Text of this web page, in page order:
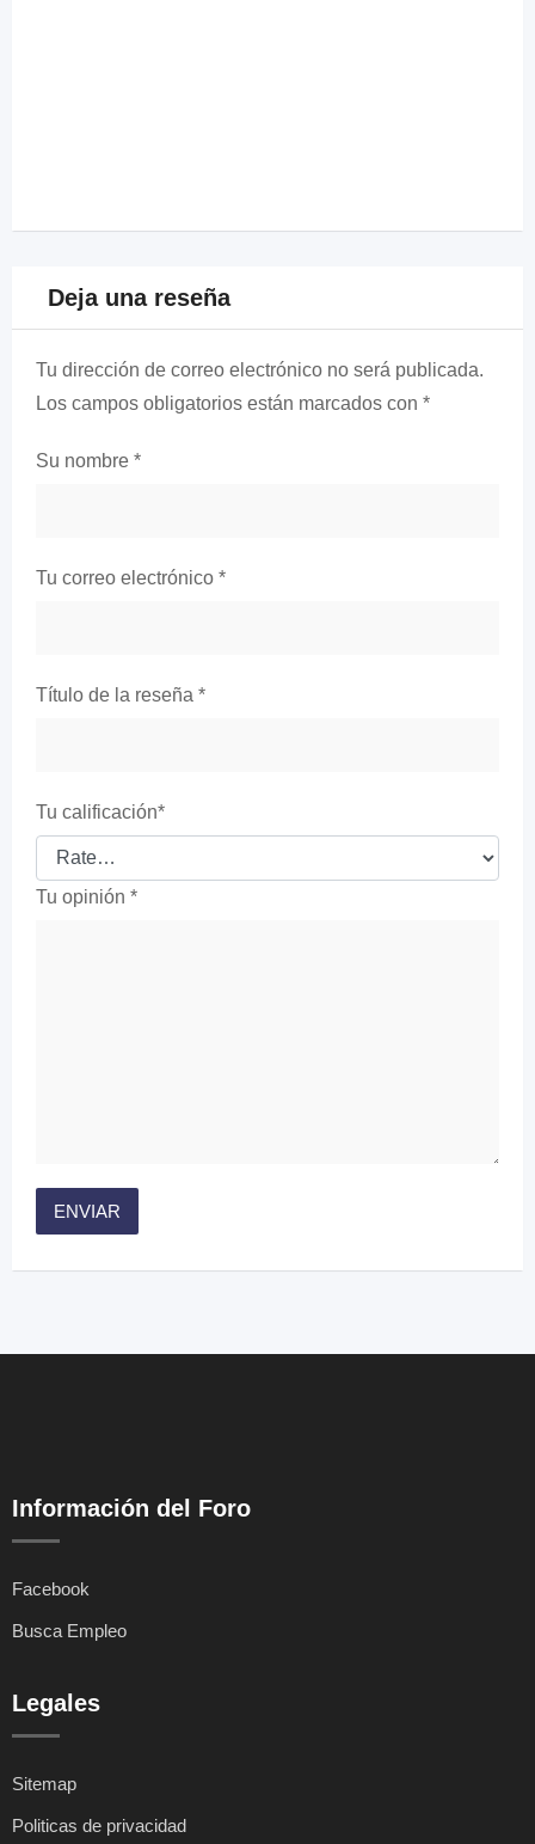
Deja una reseña
Tu dirección de correo electrónico no será publicada.
Los campos obligatorios están marcados con *
Su nombre *
Tu correo electrónico *
Título de la reseña *
Tu calificación*
Tu opinión *
Información del Foro
Facebook
Busca Empleo
Legales
Sitemap
Politicas de privacidad